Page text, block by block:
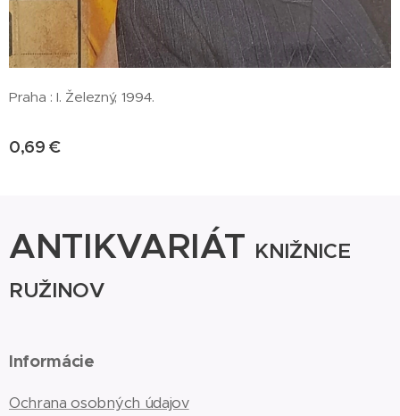
Praha : I. Železný, 1994.
0,69 €
ANTIKVARIÁT KNIŽNICE
RUŽINOV
Informácie
Ochrana osobných údajov